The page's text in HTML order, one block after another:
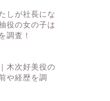
しが社長にな
役の女の子は
調査！
木次好美役の
や経歴を調